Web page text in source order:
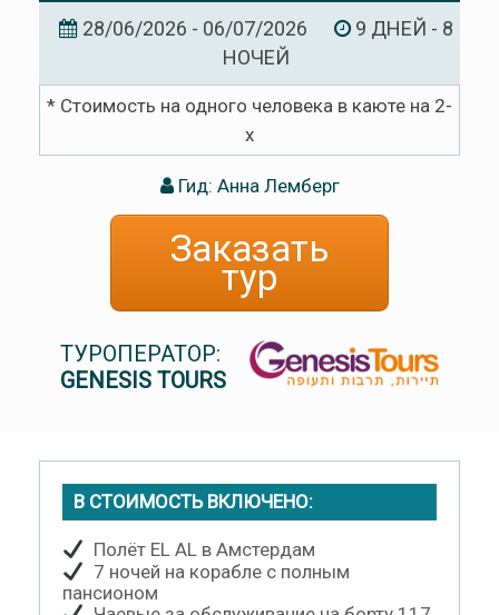
28/06/2026 - 06/07/2026
9 ДНЕЙ - 8
НОЧЕЙ
* Стоимость на одного человека в каюте на 2-
х
Гид: Анна Лемберг
Заказать
тур
ТУРОПЕРАТОР:
GENESIS TOURS
В СТОИМОСТЬ ВКЛЮЧЕНО:
Полёт EL AL в Амстердам
7 ночей на корабле с полным
пансионом